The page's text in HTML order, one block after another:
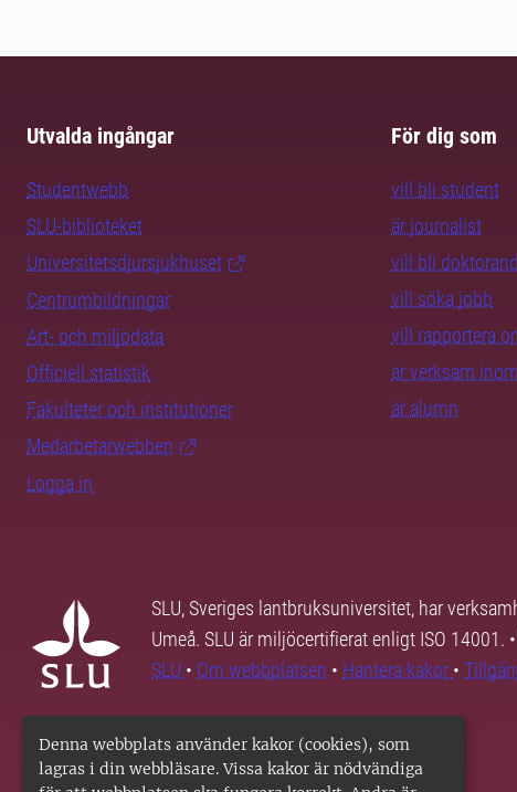
Denna webbplats använder kakor (cookies), som
lagras i din webbläsare. Vissa kakor är nödvändiga
Utvalda ingångar
Studentwebb
SLU-biblioteket
Universitetsdjursjukhuset
Centrumbildningar
Art- och miljödata
Officiell statistik
Fakulteter och institutioner
Medarbetarwebben
Logga in
För dig som
vill bli student
är journalist
vill bli doktorand
vill söka jobb
vill rapportera
är verksam
är alumn
SLU, Sveriges lantbruksuniversitet, har
Umeå. SLU är miljöcertifierat enligt ISO 14001.
SLU • Om webbplatsen • Hantera kakor •